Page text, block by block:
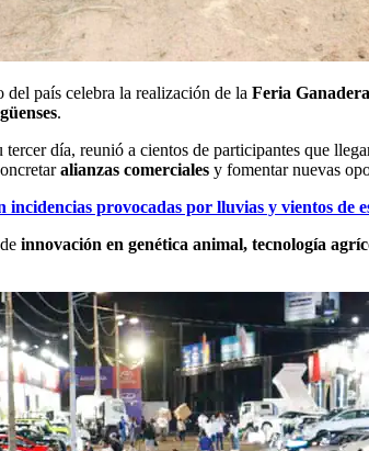
país celebra la realización de la Feria
.
día, reunió a cientos de participantes que
alianzas comerciales y fomentar nuevas
provocadas por lluvias y vientos de
innovación en genética animal, tecnología